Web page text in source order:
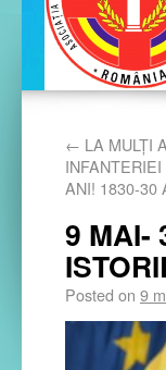
← LA MULȚI
ANI! 1830-30
9 MAI-
Posted on 9